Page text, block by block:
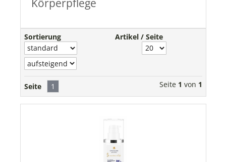
Körperpflege
Sortierung Artikel / Seite
Seite 1 Seite 1 von 1